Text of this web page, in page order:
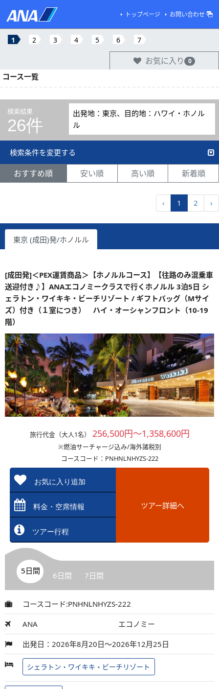
トップページ お問い合わせ
1 2 3 4 5 6 7
お気に入り 0
コース一覧
検索結果
26件
出発地：東京、目的地：ハワイ・ホノル
ル
検索条件を変更する
おすすめ順 安い順 高い順 新着順
‹ 1 2 ›
東京 (成田)発/ホノルル
[成田発]＜PEX運賃商品＞【ホノルルコース】【往路のみ混乗車
送迎付き♪】ANAエコノミークラスで行くホノルル 3泊5日 シ
ェラトン・ワイキキ・ビーチリゾート / ギフトバッグ（Mサイ
ズ）付き（１室につき） ハイ・オーシャンフロント（10-19
階）
旅行代金（大人1名） 256,500円～1,358,600円
※燃油サーチャージ込み/海外諸税別
コースコード：PNHNLNHYZS-222
お気に入り追加
料金・空席情報
ツアー行程
ツアー詳細へ
5日間 6日間 7日間
コースコード:PNHNLNHYZS-222
ANA エコノミー
出発日：2026年8月20日～2026年12月25日
シェラトン・ワイキキ・ビーチリゾート